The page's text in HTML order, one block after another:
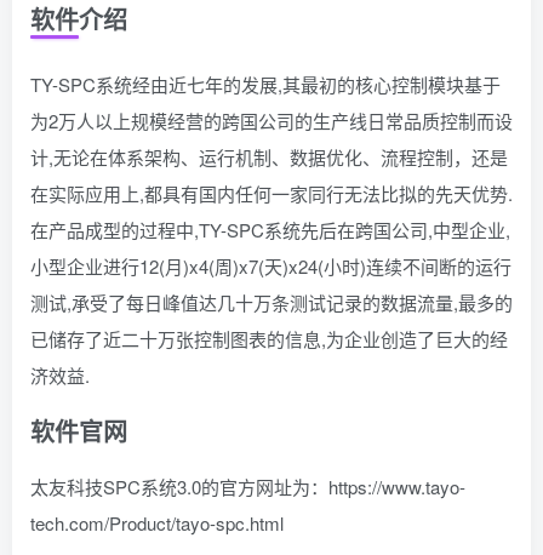
软件介绍
TY-SPC系统经由近七年的发展,其最初的核心控制模块基于
为2万人以上规模经营的跨国公司的生产线日常品质控制而设
计,无论在体系架构、运行机制、数据优化、流程控制，还是
在实际应用上,都具有国内任何一家同行无法比拟的先天优势.
在产品成型的过程中,TY-SPC系统先后在跨国公司,中型企业,
小型企业进行12(月)x4(周)x7(天)x24(小时)连续不间断的运行
测试,承受了每日峰值达几十万条测试记录的数据流量,最多的
已储存了近二十万张控制图表的信息,为企业创造了巨大的经
济效益.
软件官网
太友科技SPC系统3.0的官方网址为：https://www.tayo-
tech.com/Product/tayo-spc.html